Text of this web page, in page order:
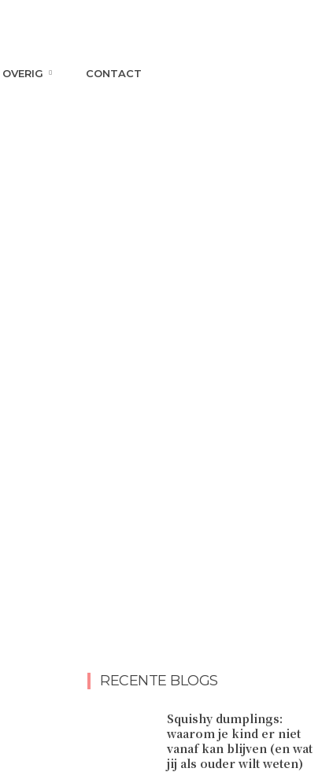
OVERIG CONTACT
RECENTE BLOGS
Squishy dumplings:
waarom je kind er niet
vanaf kan blijven (en wat
jij als ouder wilt weten)